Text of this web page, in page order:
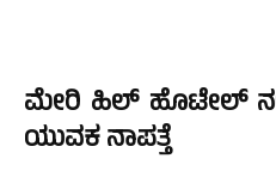
ಮೇರಿ ಹಿಲ್ ಹೊಟೇಲ್
ಯುವಕ ನಾಪತ್ತೆ